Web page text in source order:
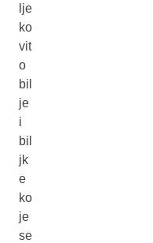
lje
ko
vit
o
bil
je
i
bil
jk
e
ko
je
se